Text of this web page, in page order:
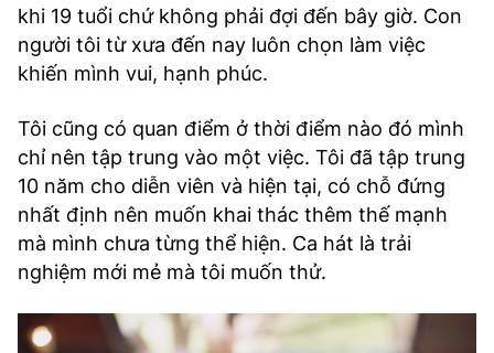
khi 19 tuổi chứ không phải đợi đến bây giờ. Con
người tôi từ xưa đến nay luôn chọn làm việc
khiến mình vui, hạnh phúc.
Tôi cũng có quan điểm ở thời điểm nào đó mình
chỉ nên tập trung vào một việc. Tôi đã tập trung
10 năm cho diễn viên và hiện tại, có chỗ đứng
nhất định nên muốn khai thác thêm thế mạnh
mà mình chưa từng thể hiện. Ca hát là trải
nghiệm mới mẻ mà tôi muốn thử.